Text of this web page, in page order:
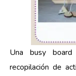
Una busy
recopilación de